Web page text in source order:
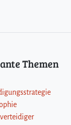
Themen